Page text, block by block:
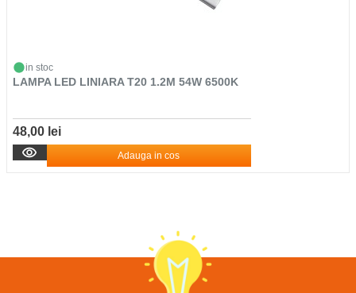
in stoc
LAMPA LED LINIARA T20 1.2M 54W 6500K
48,00 lei
Adauga in cos